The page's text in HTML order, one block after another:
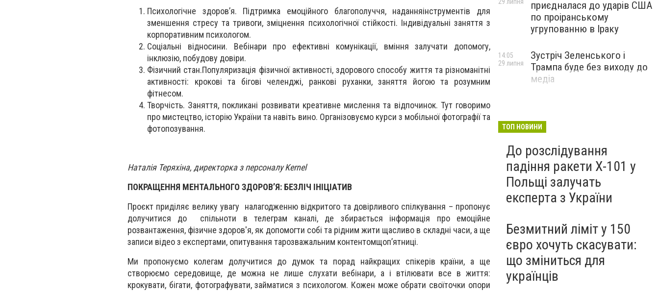
Психологічне здоров’я. Підтримка емоційного благополуччя, наданняінструментів для
зменшення стресу та тривоги, зміцнення психологічної стійкості. Індивідуальні заняття з
корпоративним психологом.
Соціальні відносини. Вебінари про ефективні комунікації, вміння залучати допомогу,
інклюзію, побудову довіри.
Фізичний стан.Популяризація фізичної активності, здорового способу життя та різноманітні
активності: крокові та бігові челенджі, ранкові руханки, заняття йогою та розумним
фітнесом.
Творчість. Заняття, покликані розвивати креативне мислення та відпочинок. Тут говоримо
про мистецтво, історію України та навіть вино. Організовуємо курси з мобільної фотографії та
фотопозування.
Наталія Теряхіна, директорка з персоналу Kernel
ПОКРАЩЕННЯ МЕНТАЛЬНОГО ЗДОРОВ’Я: БЕЗЛІЧ ІНІЦІАТИВ
Проєкт приділяє велику увагу налагодженню відкритого та довірливого спілкування – пропонує
долучитися до спільноти в телеграм каналі, де збирається інформація про емоційне
розвантаження, фізичне здоров'я, як допомогти собі та рідним жити щасливо в складні часи, а ще
записи відео з експертами, опитування тарозважальним контентомщоп’ятниці.
Ми пропонуємо колегам долучитися до думок та порад найкращих спікерів країни, а ще
створюємо середовище, де можна не лише слухати вебінари, а і втілювати все в життя:
крокувати, бігати, фотографувати, займатися з психологом. Кожен може обрати своїточки опори
приєдналася до ударів США
по проіранському
угрупованню в Іраку
Зустріч Зеленського і
Трампа буде без виходу до
медіа
14:05
29 липня
ТОП НОВИНИ
До розслідування
падіння ракети Х-101 у
Польщі залучать
експерта з України
Безмитний ліміт у 150
євро хочуть скасувати:
що зміниться для
українців